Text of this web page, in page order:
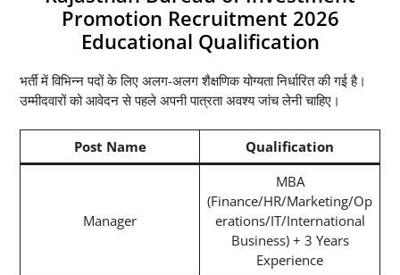
Promotion Recruitment 2026
Educational Qualification
भर्ती में विभिन्न पदों के लिए अलग-अलग शैक्षणिक योग्यता निर्धारित की गई है।
उम्मीदवारों को आवेदन से पहले अपनी पात्रता अवश्य जांच लेनी चाहिए।
Post Name Qualification
Manager
MBA
(Finance/HR/Marketing/Op
erations/IT/International
Business) + 3 Years
Experience